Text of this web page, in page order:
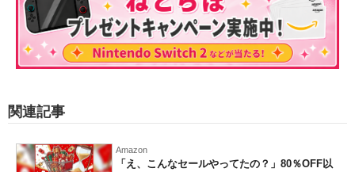
関連記事
Amazon
「え、こんなセールやってたの？」80％OFF以